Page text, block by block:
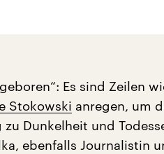
Es sind Zeilen
Stokowski anregen, um
Dunkelheit und
ebenfalls Journalistin